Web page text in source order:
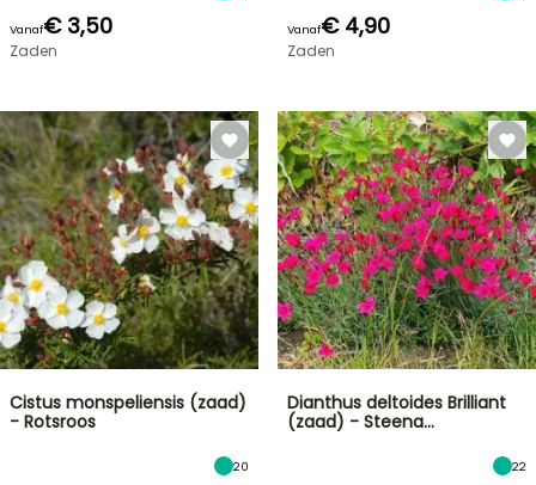
Vanaf€ 3,50
Zaden
Vanaf€ 4,90
Zaden
Cistus monspeliensis (zaad)
- Rotsroos
20
Dianthus deltoides Brilliant
(zaad) - Steena…
22